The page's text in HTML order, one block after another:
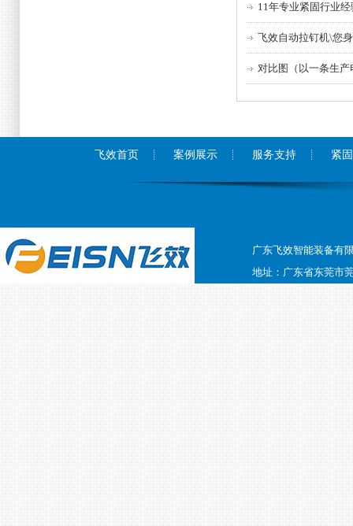
11年专业紧固行业
飞效自动拉钉机\您
对比图（以一条生
飞效首页 案例展示 服务支持 紧
广东飞效智能装备有
地址：广东省东莞市